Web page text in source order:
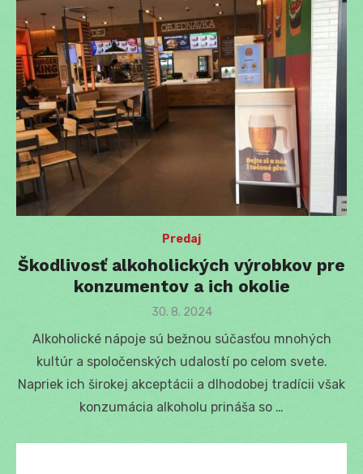
Predaj
Škodlivosť alkoholických výrobkov pre
konzumentov a ich okolie
Posted
30. 8. 2024
Alkoholické nápoje sú bežnou súčasťou mnohých
kultúr a spoločenských udalostí po celom svete.
Napriek ich širokej akceptácii a dlhodobej tradícii však
konzumácia alkoholu prináša so …